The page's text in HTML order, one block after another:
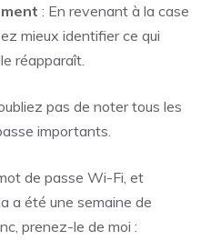
: En revenant à la case
mieux identifier ce qui
réapparaît.
pas de noter tous les
importants.
de passe Wi-Fi, et
a été une semaine de
prenez-le de moi :